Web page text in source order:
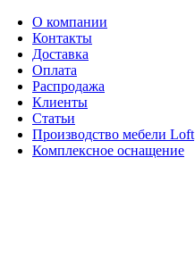
О компании
Контакты
Доставка
Оплата
Распродажа
Клиенты
Статьи
Производство мебели Loft
Комплексное оснащение